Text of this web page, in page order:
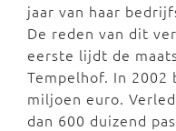
jaar van haar
De reden van dit
eerste lijdt de
Tempelhof. In
miljoen euro.
dan 600 duizend